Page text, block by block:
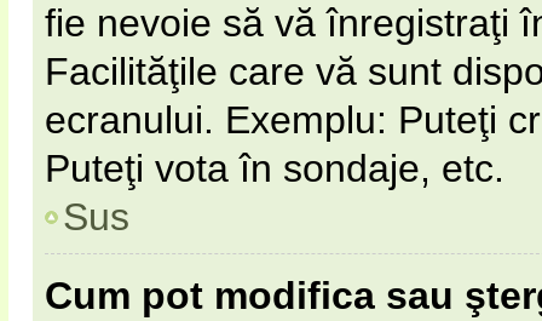
fie nevoie să vă înregistraţi
Facilităţile care vă sunt
ecranului. Exemplu: Puteţi
Puteţi vota în sondaje, etc.
Sus
Cum pot modifica sau